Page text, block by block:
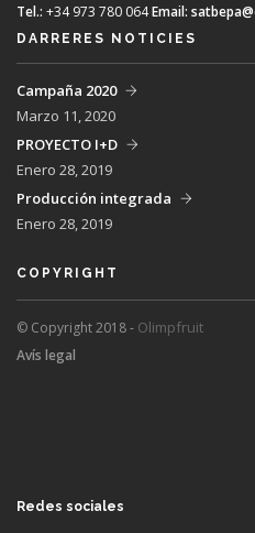
Tel.: +34 973 780 064Email:
DARRERES NOTICIES
Campaña 2020
Marzo 11, 2020
PROYECTO I+D
Enero 28, 2019
Producción integrada
Enero 28, 2019
COPYRIGHT
© Copyright 2018 - Olimpfruit
Avís legal
Redes sociales